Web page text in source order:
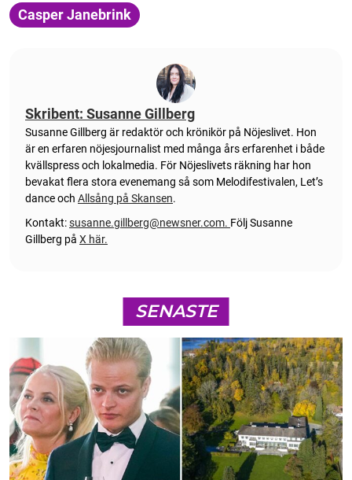
Casper Janebrink
Skribent: Susanne Gillberg
Susanne Gillberg är redaktör och krönikör på Nöjeslivet. Hon
är en erfaren nöjesjournalist med många års erfarenhet i både
kvällspress och lokalmedia. För Nöjeslivets räkning har hon
bevakat flera stora evenemang så som Melodifestivalen, Let’s
dance och Allsång på Skansen.
Kontakt:susanne.gillberg@newsner.com. Följ Susanne
Gillberg på X här.
SENASTE